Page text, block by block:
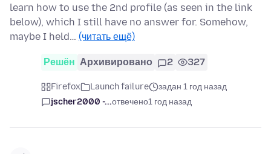
learn how to use the 2nd profile (as seen in the link
below), which I still have no answer for. Somehow,
maybe I held… (читать ещё)
Решён Архивировано 2 327
Firefox Launch failure
задан 1 год назад
jscher2000 -...отвечено1 год назад